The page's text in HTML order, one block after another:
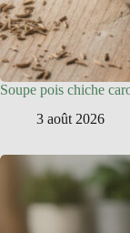
Soupe pois chiche
3 août 2026